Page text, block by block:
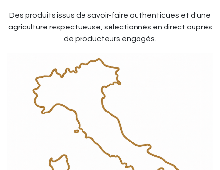
Des produits issus de savoir-faire authentiques et d'une
agriculture respectueuse, sélectionnés en direct auprès
de producteurs engagés.